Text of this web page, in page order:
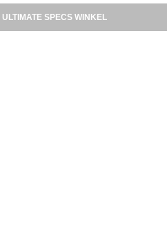
ULTIMATE SPECS WINKEL